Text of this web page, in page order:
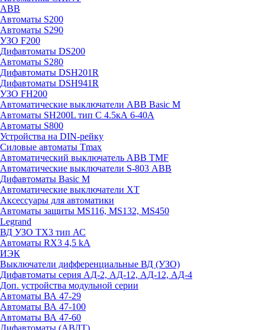
ABB
Автоматы S200
Автоматы S290
УЗО F200
Дифавтоматы DS200
Автоматы S280
Дифавтоматы DSH201R
Дифавтоматы DSH941R
УЗО FH200
Автоматические выключатели ABB Basic M
Автоматы SH200L тип С 4.5кА 6-40А
Автоматы S800
Устройства на DIN-рейку
Силовые автоматы Tmax
Автоматический выключатель ABB TMF
Автоматические выключатели S-803 АВВ
Дифавтоматы Basic M
Автоматические выключатели XT
Аксессуары для автоматики
Автоматы защиты MS116, MS132, MS450
Legrand
ВД УЗО TX3 тип АС
Автоматы RX3 4,5 kA
ИЭК
Выключатели дифференциальные ВД (УЗО)
Дифавтоматы серия АД-2, АД-12, АД-12, АД-4
Доп. устройства модульной серии
Автоматы ВА 47-29
Автоматы ВА 47-100
Автоматы ВА 47-60
Дифавтоматы (АВДТ)